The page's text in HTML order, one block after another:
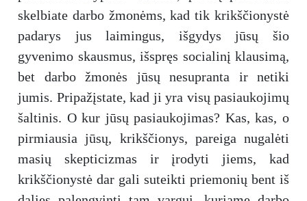
skelbiate darbo žmonėms, kad tik krikščionystė
padarys jus laimingus, išgydys jūsų šio
gyvenimo skausmus, išspręs socialinį klausimą,
bet darbo žmonės jūsų nesupranta ir netiki
jumis. Pripažįstate, kad ji yra visų pasiaukojimų
šaltinis. O kur jūsų pasiaukojimas? Kas, kas, o
pirmiausia jūsų, krikščionys, pareiga nugalėti
masių skepticizmas ir įrodyti jiems, kad
krikščionystė dar gali suteikti priemonių bent iš